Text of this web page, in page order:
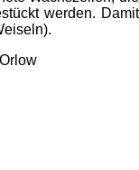
werden. Damit